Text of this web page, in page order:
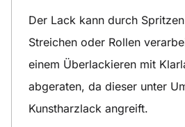
Der Lack kann durch
Streichen oder Rollen
einem Überlackieren mit
abgeraten, da dieser unter
Kunstharzlack angreift.